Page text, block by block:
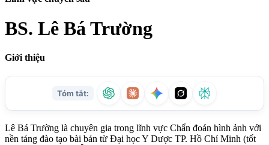
BS. Lê Bá Trường
Giới thiệu
Lê Bá Trường là chuyên gia trong lĩnh vực Chẩn đoán hình ảnh với
nền tảng đào tạo bài bản từ Đại học Y Dược TP. Hồ Chí Minh (tốt